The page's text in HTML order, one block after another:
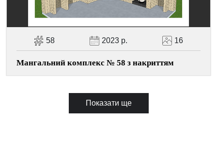
58 2023 р. 16
Мангальний комплекс № 58 з накриттям
Показати ще